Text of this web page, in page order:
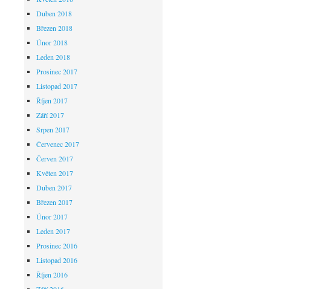
Duben 2018
Březen 2018
Únor 2018
Leden 2018
Prosinec 2017
Listopad 2017
Říjen 2017
Září 2017
Srpen 2017
Červenec 2017
Červen 2017
Květen 2017
Duben 2017
Březen 2017
Únor 2017
Leden 2017
Prosinec 2016
Listopad 2016
Říjen 2016